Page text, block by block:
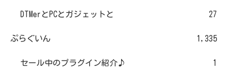
DTMerとPCとガジェットと 27
ぷらぐいん 1,335
セール中のプラグイン紹介♪ 1